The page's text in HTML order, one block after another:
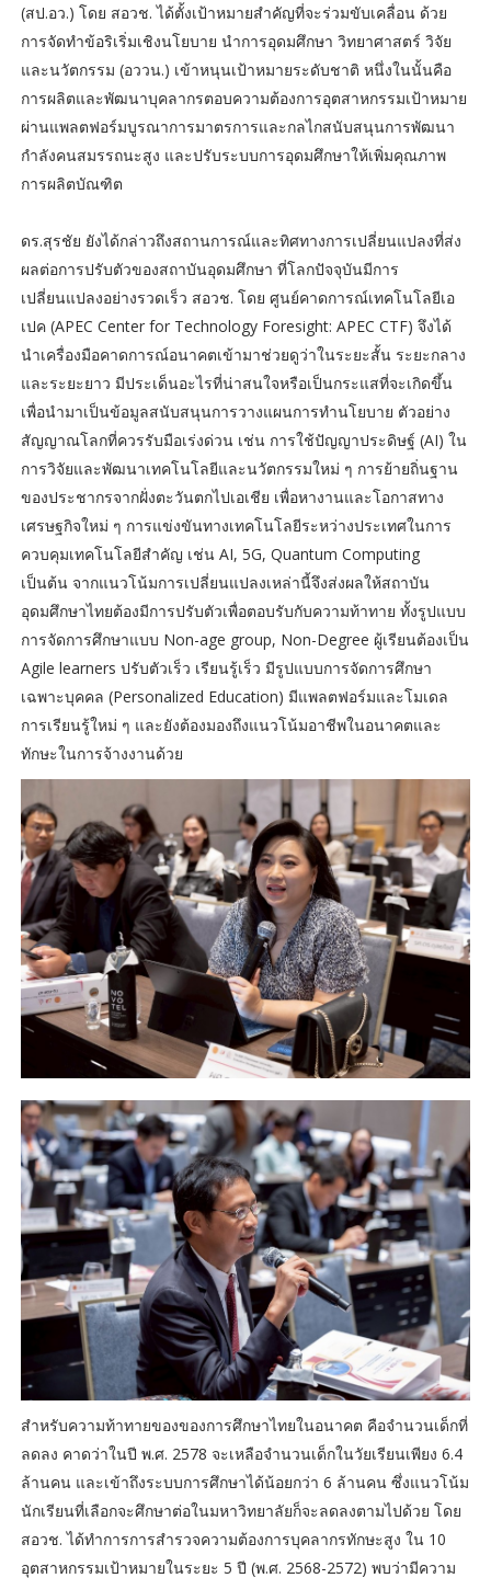
(สป.อว.) โดย สอวช. ได้ตั้งเป้าหมายสำคัญที่จะร่วมขับเคลื่อน ด้วย
การจัดทำข้อริเริ่มเชิงนโยบาย นำการอุดมศึกษา วิทยาศาสตร์ วิจัย
และนวัตกรรม (อววน.) เข้าหนุนเป้าหมายระดับชาติ หนึ่งในนั้นคือ
การผลิตและพัฒนาบุคลากรตอบความต้องการอุตสาหกรรมเป้าหมาย
ผ่านแพลตฟอร์มบูรณาการมาตรการและกลไกสนับสนุนการพัฒนา
กำลังคนสมรรถนะสูง และปรับระบบการอุดมศึกษาให้เพิ่มคุณภาพ
การผลิตบัณฑิต
ดร.สุรชัย ยังได้กล่าวถึงสถานการณ์และทิศทางการเปลี่ยนแปลงที่ส่ง
ผลต่อการปรับตัวของสถาบันอุดมศึกษา ที่โลกปัจจุบันมีการ
เปลี่ยนแปลงอย่างรวดเร็ว สอวช. โดย ศูนย์คาดการณ์เทคโนโลยีเอ
เปค (APEC Center for Technology Foresight: APEC CTF) จึงได้
นำเครื่องมือคาดการณ์อนาคตเข้ามาช่วยดูว่าในระยะสั้น ระยะกลาง
และระยะยาว มีประเด็นอะไรที่น่าสนใจหรือเป็นกระแสที่จะเกิดขึ้น
เพื่อนำมาเป็นข้อมูลสนับสนุนการวางแผนการทำนโยบาย ตัวอย่าง
สัญญาณโลกที่ควรรับมือเร่งด่วน เช่น การใช้ปัญญาประดิษฐ์ (AI) ใน
การวิจัยและพัฒนาเทคโนโลยีและนวัตกรรมใหม่ ๆ การย้ายถิ่นฐาน
ของประชากรจากฝั่งตะวันตกไปเอเชีย เพื่อหางานและโอกาสทาง
เศรษฐกิจใหม่ ๆ การแข่งขันทางเทคโนโลยีระหว่างประเทศในการ
ควบคุมเทคโนโลยีสำคัญ เช่น AI, 5G, Quantum Computing
เป็นต้น จากแนวโน้มการเปลี่ยนแปลงเหล่านี้จึงส่งผลให้สถาบัน
อุดมศึกษาไทยต้องมีการปรับตัวเพื่อตอบรับกับความท้าทาย ทั้งรูปแบบ
การจัดการศึกษาแบบ Non-age group, Non-Degree ผู้เรียนต้องเป็น
Agile learners ปรับตัวเร็ว เรียนรู้เร็ว มีรูปแบบการจัดการศึกษา
เฉพาะบุคคล (Personalized Education) มีแพลตฟอร์มและโมเดล
การเรียนรู้ใหม่ ๆ และยังต้องมองถึงแนวโน้มอาชีพในอนาคตและ
ทักษะในการจ้างงานด้วย
สำหรับความท้าทายของของการศึกษาไทยในอนาคต คือจำนวนเด็กที่
ลดลง คาดว่าในปี พ.ศ. 2578 จะเหลือจำนวนเด็กในวัยเรียนเพียง 6.4
ล้านคน และเข้าถึงระบบการศึกษาได้น้อยกว่า 6 ล้านคน ซึ่งแนวโน้ม
นักเรียนที่เลือกจะศึกษาต่อในมหาวิทยาลัยก็จะลดลงตามไปด้วย โดย
สอวช. ได้ทำการการสำรวจความต้องการบุคลากรทักษะสูง ใน 10
อุตสาหกรรมเป้าหมายในระยะ 5 ปี (พ.ศ. 2568-2572) พบว่ามีความ